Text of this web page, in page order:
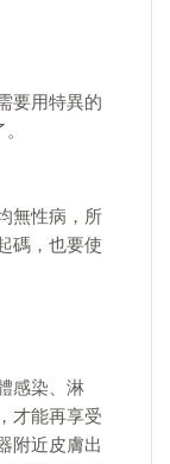
要用特異的
無性病，所
碼，也要使
感染、淋
才能再享受
附近皮膚出